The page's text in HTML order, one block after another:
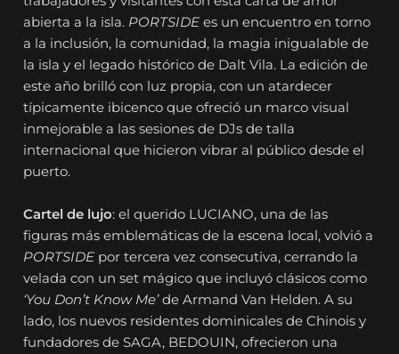
abierta a la isla. PORTSIDE es un encuentro en torno
a la inclusión, la comunidad, la magia inigualable de
la isla y el legado histórico de Dalt Vila. La edición de
este año brilló con luz propia, con un atardecer
típicamente ibicenco que ofreció un marco visual
inmejorable a las sesiones de DJs de talla
internacional que hicieron vibrar al público desde el
puerto.
Cartel de lujo: el querido LUCIANO, una de las
figuras más emblemáticas de la escena local, volvió a
PORTSIDE por tercera vez consecutiva, cerrando la
velada con un set mágico que incluyó clásicos como
‘You Don’t Know Me’de Armand Van Helden. A su
lado, los nuevos residentes dominicales de Chinois y
fundadores de SAGA, BEDOUIN, ofrecieron una